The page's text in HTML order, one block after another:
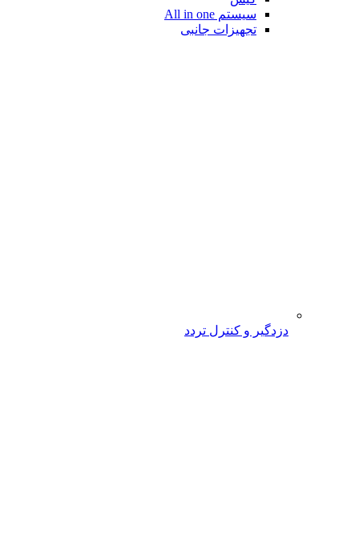
سیستم All in one
تجهیزات جانبی
دزدگیر و کنترل تردد